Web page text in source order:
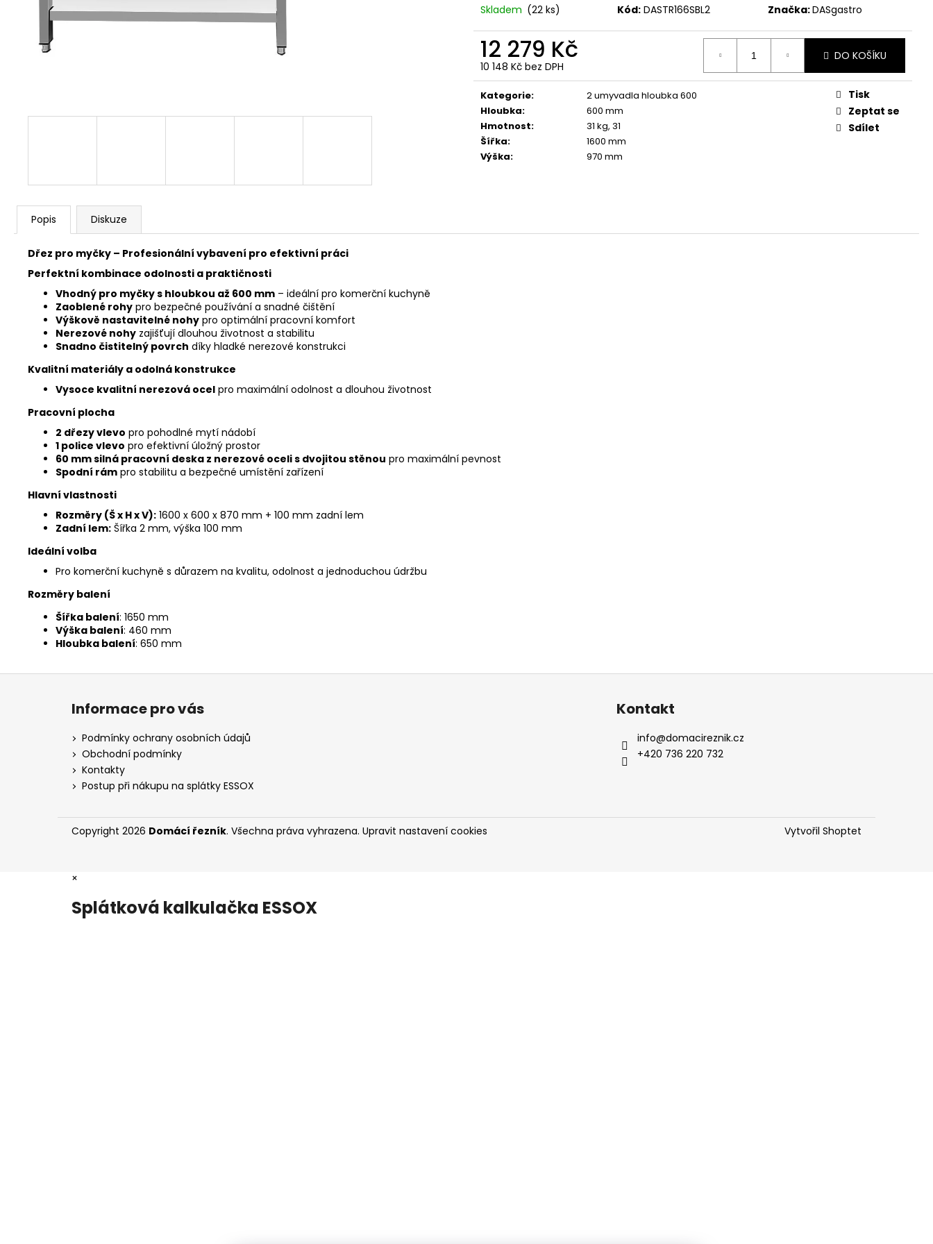
Skladem (22 ks) Kód: DASTR166SBL2 Značka:DASgastro
12 279 Kč
10 148 Kč bez DPH
Měrná
cena:
DO KOŠÍKU
Kategorie:
2 umyvadla hloubka 600
Hloubka:
600 mm
Hmotnost:
31 kg, 31
Šířka:
1600 mm
Výška: 970 mm
Tisk
Zeptat se
Sdílet
Popis Diskuze
Dřez pro myčky – Profesionální vybavení pro efektivní práci
Perfektní kombinace odolnosti a praktičnosti
Vhodný pro myčky s hloubkou až 600 mm – ideální pro komerční kuchyně
Zaoblené rohy pro bezpečné používání a snadné čištění
Výškově nastavitelné nohy pro optimální pracovní komfort
Nerezové nohy zajišťují dlouhou životnost a stabilitu
Snadno čistitelný povrch díky hladké nerezové konstrukci
Kvalitní materiály a odolná konstrukce
Vysoce kvalitní nerezová ocel pro maximální odolnost a dlouhou životnost
Pracovní plocha
2 dřezy vlevo pro pohodlné mytí nádobí
1 police vlevo pro efektivní úložný prostor
60 mm silná pracovní deska z nerezové oceli s dvojitou stěnou pro maximální pevnost
Spodní rám pro stabilitu a bezpečné umístění zařízení
Hlavní vlastnosti
Rozměry (Š x H x V): 1600 x 600 x 870 mm + 100 mm zadní lem
Zadní lem: Šířka 2 mm, výška 100 mm
Ideální volba
Pro komerční kuchyně s důrazem na kvalitu, odolnost a jednoduchou údržbu
Rozměry balení
Šířka balení: 1650 mm
Výška balení: 460 mm
Hloubka balení: 650 mm
Z
Informace pro vás
Podmínky ochrany osobních údajů
Obchodní podmínky
Kontakty
Postup při nákupu na splátky ESSOX
Kontakt
info@domacireznik.cz
+420 736 220 732
Vytvořil Shoptet
Copyright 2026 Domácí řezník. Všechna práva vyhrazena. Upravit nastavení cookies
×
Splátková kalkulačka ESSOX